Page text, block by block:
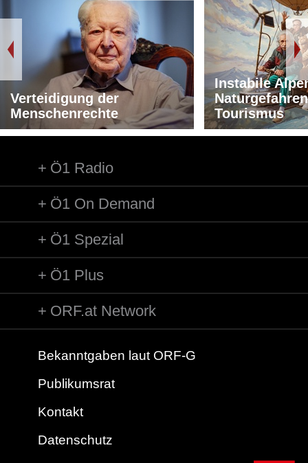
Verteidigung der
Menschenrechte
Instabile
Tourismus
Ö1 Radio
Ö1 On Demand
Ö1 Spezial
Ö1 Plus
ORF.at Network
Bekanntgaben laut ORF-G
Publikumsrat
Kontakt
Datenschutz